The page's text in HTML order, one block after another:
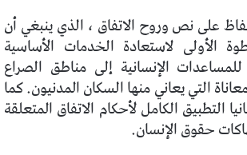
على نص وروح الاتفاق ، الذي ينبغي أن
الأولى لاستعادة الخدمات الأساسية
الإنسانية إلى مناطق الصراع
التي يعاني منها السكان المدنيون. كما
التطبيق الكامل لأحكام الاتفاق المتعلقة
حقوق الإنسان.